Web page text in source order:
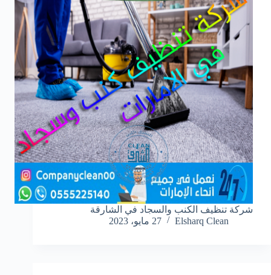
شركة تنظيف الكنب والسجاد في الشارقة
Elsharq Clean
27 مايو، 2023